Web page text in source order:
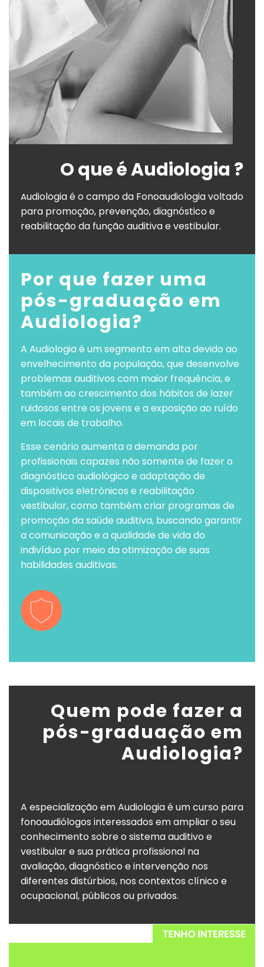
O que é Audiologia ?
Audiologia é o campo da Fonoaudiologia voltado
para promoção, prevenção, diagnóstico e
reabilitação da função auditiva e vestibular.
Por que fazer uma
pós-graduação em
Audiologia?
A Audiologia é um segmento em alta devido ao
envelhecimento da população, que desenvolve
problemas auditivos com maior frequência, e
também ao crescimento dos hábitos de lazer
ruidosos entre os jovens e a exposição ao ruído
em locais de trabalho.
Esse cenário aumenta a demanda por
profissionais capazes não somente de fazer o
diagnóstico audiológico e adaptação de
dispositivos eletrônicos e reabilitação
vestibular, como também criar programas de
promoção da saúde auditiva, buscando garantir
a comunicação e a qualidade de vida do
indivíduo por meio da otimização de suas
habilidades auditivas.
Quem pode fazer a
pós-graduação em
Audiologia?
A especialização em Audiologia é um curso para
fonoaudiólogos interessados em ampliar o seu
conhecimento sobre o sistema auditivo e
vestibular e sua prática profissional na
avaliação, diagnóstico e intervenção nos
diferentes distúrbios, nos contextos clínico e
ocupacional, públicos ou privados.